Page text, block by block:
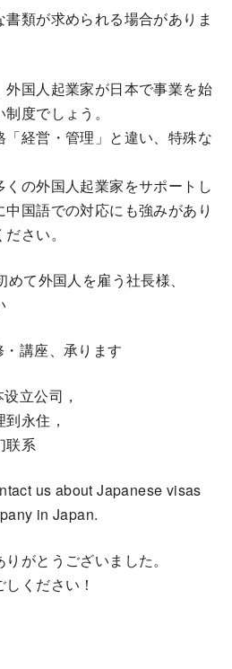
類が求められる場合がありま
外国人起業家が日本で事業を始
度でしょう。
経営・管理」と違い、特殊な
の外国人起業家をサポートし
国語での対応にも強みがあり
さい。
て外国人を雇う社長様、
講座、承ります
立公司，
永住，
联系
us about Japanese visas
in Japan.
がとうございました。
ください！